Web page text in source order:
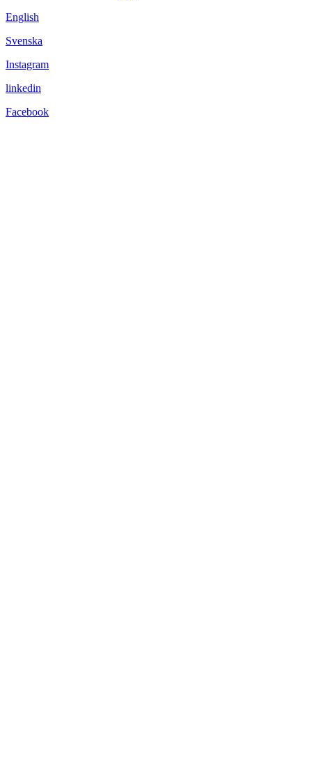
English
Svenska
Instagram
linkedin
Facebook